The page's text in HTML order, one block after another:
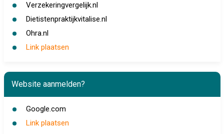
Verzekeringvergelijk.nl
Dietistenpraktijkvitalise.nl
Ohra.nl
Link plaatsen
Website aanmelden?
Google.com
Link plaatsen